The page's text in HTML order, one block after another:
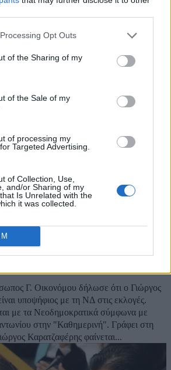
Opt Outs
of the Sharing of my
of the Sale of my
of processing my
Targeted Advertising.
of Collection, Use,
and/or Sharing of my
Is Unrelated with the
it was collected.
σε βάρος του ιδιοκτήτη και εκδότη
γραφείου του Αλέξη Κούγια...
στον Μπογδάνο
Γ. Οικονόμου δήλωσε ότι ο Γιώργος
υποψήφιος με τη ΝΔ στις εκλογές.
με τα Νεοδημοκρατικά σύμφωνα με
στην "Καθημερινή". Γράφει στη
"Θεωρείο": Ο Γιώργος Καρατζαφέρης φαίνεται...